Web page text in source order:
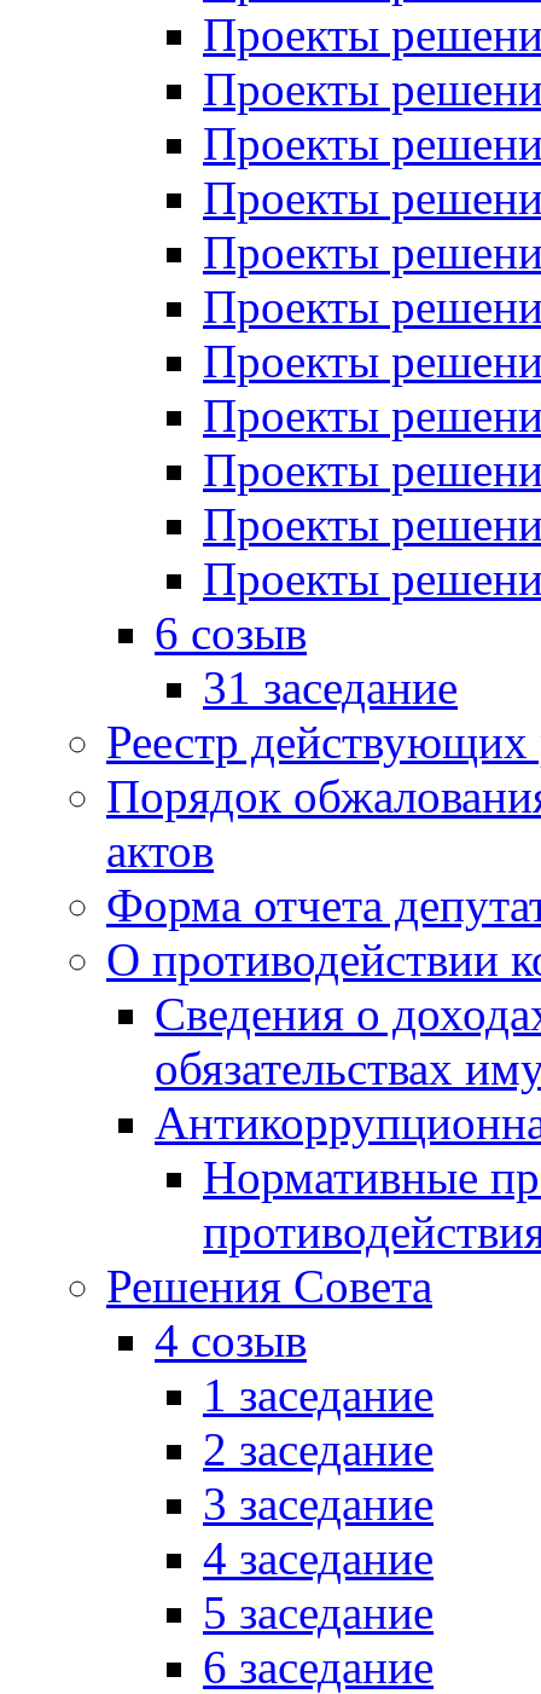
Проекты
Проекты
Проекты
Проекты
Проекты
Проекты
Проекты
Проекты
Проекты
Проекты
Проекты
6 созыв
31 заседание
Реестр
Порядок
актов
Форма отчета
О противодействии
Сведения о
обязательствах
Нормативные
Решения Совета
4 созыв
1 заседание
2 заседание
3 заседание
4 заседание
5 заседание
6 заседание